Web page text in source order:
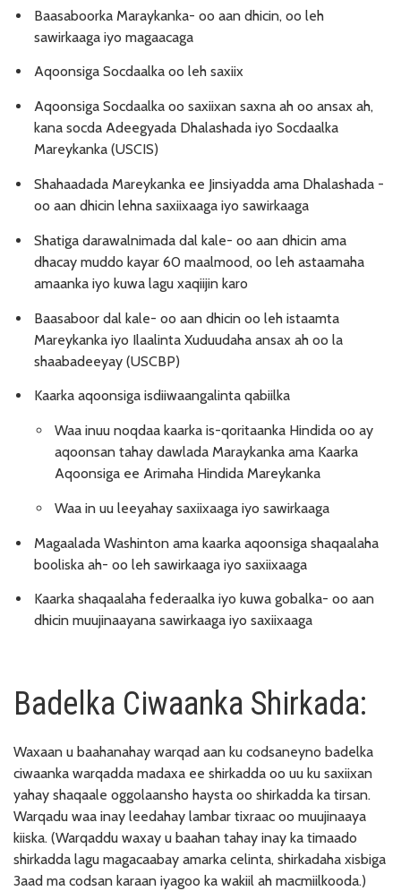
Baasaboorka Maraykanka- oo aan dhicin, oo leh
sawirkaaga iyo magaacaga
Aqoonsiga Socdaalka oo leh saxiix
Aqoonsiga Socdaalka oo saxiixan saxna ah oo ansax ah,
kana socda Adeegyada Dhalashada iyo Socdaalka
Mareykanka (USCIS)
Shahaadada Mareykanka ee Jinsiyadda ama Dhalashada -
oo aan dhicin lehna saxiixaaga iyo sawirkaaga
Shatiga darawalnimada dal kale- oo aan dhicin ama
dhacay muddo kayar 60 maalmood, oo leh astaamaha
amaanka iyo kuwa lagu xaqiijin karo
Baasaboor dal kale- oo aan dhicin oo leh istaamta
Mareykanka iyo Ilaalinta Xuduudaha ansax ah oo la
shaabadeeyay (USCBP)
Kaarka aqoonsiga isdiiwaangalinta qabiilka
Waa inuu noqdaa kaarka is-qoritaanka Hindida oo ay
aqoonsan tahay dawlada Maraykanka ama Kaarka
Aqoonsiga ee Arimaha Hindida Mareykanka
Waa in uu leeyahay saxiixaaga iyo sawirkaaga
Magaalada Washinton ama kaarka aqoonsiga shaqaalaha
booliska ah- oo leh sawirkaaga iyo saxiixaaga
Kaarka shaqaalaha federaalka iyo kuwa gobalka- oo aan
dhicin muujinaayana sawirkaaga iyo saxiixaaga
Badelka Ciwaanka Shirkada:
Waxaan u baahanahay warqad aan ku codsaneyno badelka
ciwaanka warqadda madaxa ee shirkadda oo uu ku saxiixan
yahay shaqaale oggolaansho haysta oo shirkadda ka tirsan.
Warqadu waa inay leedahay lambar tixraac oo muujinaaya
kiiska. (Warqaddu waxay u baahan tahay inay ka timaado
shirkadda lagu magacaabay amarka celinta, shirkadaha xisbiga
3aad ma codsan karaan iyagoo ka wakiil ah macmiilkooda.)